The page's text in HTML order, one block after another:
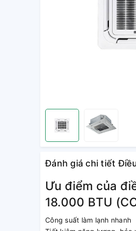
Đánh giá chi tiết
Ưu điểm của
18.000 BTU
Công suất làm lạnh nhanh